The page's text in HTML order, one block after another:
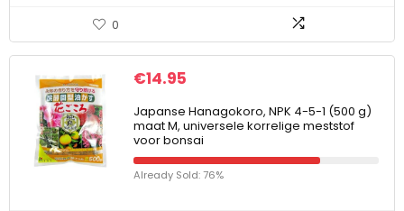
0
€14.95
Japanse Hanagokoro, NPK 4-5-1 (500 g)
maat M, universele korrelige meststof
voor bonsai
Already Sold: 76%